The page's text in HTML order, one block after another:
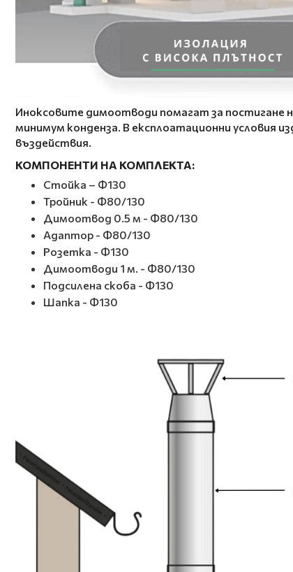
Иноксовите димоотводи помагат за постигане
минимум конденза. В експлоатационни условия
въздействия.
КОМПОНЕНТИ НА КОМПЛЕКТА:
Стойка – Ф130
Тройник - Ф80/130
Димоотвод 0.5 м - Ф80/130
Адаптор - Ф80/130
Розетка - Ф130
Димоотводи 1 м. - Ф80/130
Подсилена скоба - Ф130
Шапка - Ф130